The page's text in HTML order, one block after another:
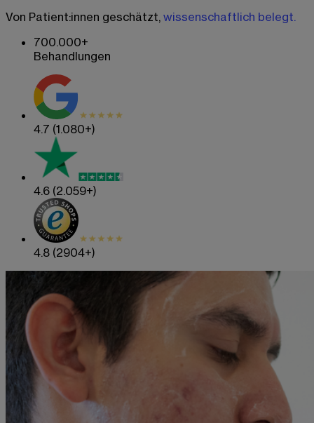
Von Patient:innen geschätzt, wissenschaftlich belegt.
700.000+
Behandlungen
4.7 (1.080+)
4.6 (2.059+)
4.8 (2904+)